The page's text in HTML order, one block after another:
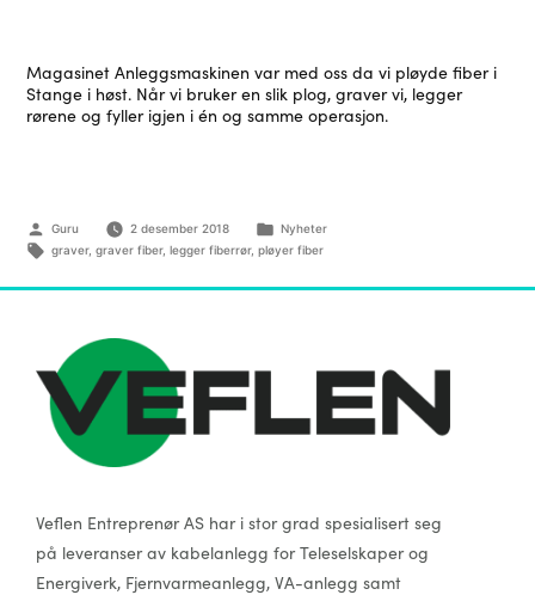
Magasinet Anleggsmaskinen var med oss da vi pløyde fiber i
Stange i høst. Når vi bruker en slik plog, graver vi, legger
rørene og fyller igjen i én og samme operasjon.
Guru 2 desember 2018
Nyheter
graver, graver fiber, legger fiberrør, pløyer fiber
Veflen Entreprenør AS har i stor grad spesialisert seg
på leveranser av kabelanlegg for Teleselskaper og
Energiverk, Fjernvarmeanlegg, VA-anlegg samt